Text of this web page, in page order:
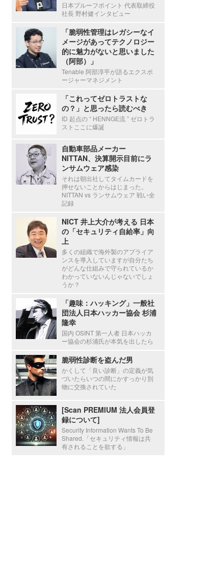
日本プルーフポイント 代表取締役
社長 野村健インタビュー
「脆弱性管理はレガシーなイ
メージがあってテクノロジー
的に魅力がないと思いました
（阿部）」
Tenable 阿部淳平が語るエクスポ
ージャーマネジメント
「これってゼロトラストな
の？」と思ったら読むべき
ID 起点の “ HENNGE流 ” ゼロトラ
ストここに爆誕
自動車部品メーカー
NITTAN、決算開示目前にラ
ンサムウェア感染
それは朝出社してタイムカードを
押せないことからはじまった。
NITTAN vs ランサムウェア 戦い全
記録
NICT 井上大介が考える 日本
の「セキュリティ自給率」向
上
多くの組織で海外製のアプライア
ンスを導入していますが自分たち
がどんな仕組みで守られているか
わかっていないんじゃないでしょ
うか？
「趣味：ハッキング」一般社
団法人日本ハッカー協会 杉浦
隆幸
国内 OSINT 第一人者 日本ハッカ
ー協会の杉浦氏が本気を出したら
脆弱性診断を盗んだ男
かくして「良い診断」の定義が気
づいたらいつの間にかすっかり別
物に交換されていた
[Scan PREMIUM 法人会員登
録について]
Security Information Wants To Be
Shared.「セキュリティ情報は共
有されることを欲する」